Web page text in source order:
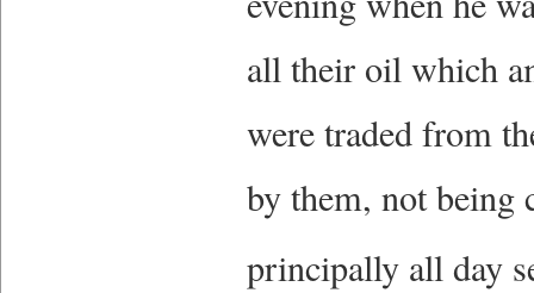
all their oil which
were traded from
by them, not being
principally all day